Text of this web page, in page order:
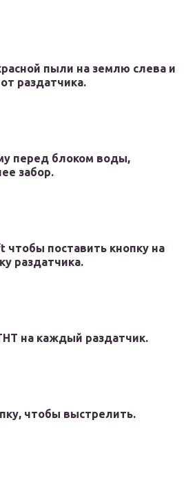
пыли на землю слева и
раздатчика.
перед блоком воды,
забор.
чтобы поставить кнопку на
раздатчика.
на каждый раздатчик.
чтобы выстрелить.